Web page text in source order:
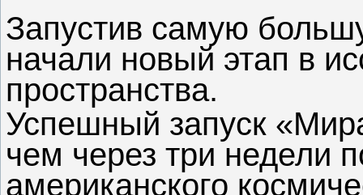
Запустив самую
начали новый этап в
пространства.
Успешный запуск
чем через три недели
американского